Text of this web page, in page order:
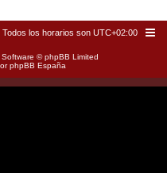
Todos los horarios son UTC+02:00
© phpBB Limited
phpBB España